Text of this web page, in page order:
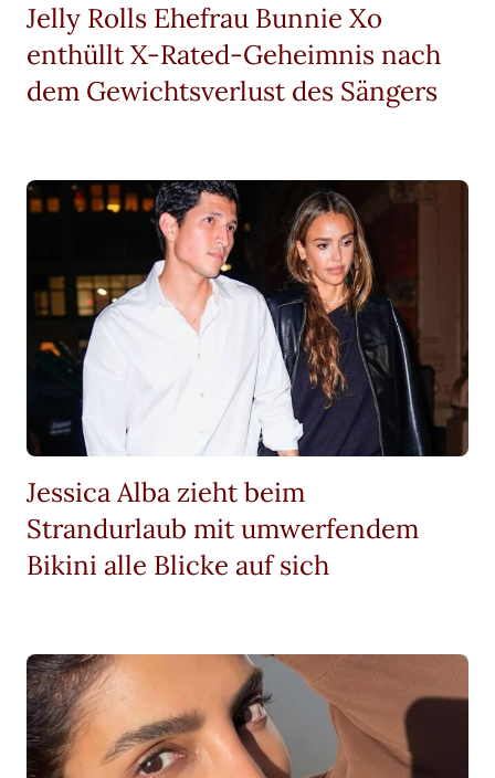
Jelly Rolls Ehefrau Bunnie Xo
enthüllt X-Rated-Geheimnis nach
dem Gewichtsverlust des Sängers
Jessica Alba zieht beim
Strandurlaub mit umwerfendem
Bikini alle Blicke auf sich